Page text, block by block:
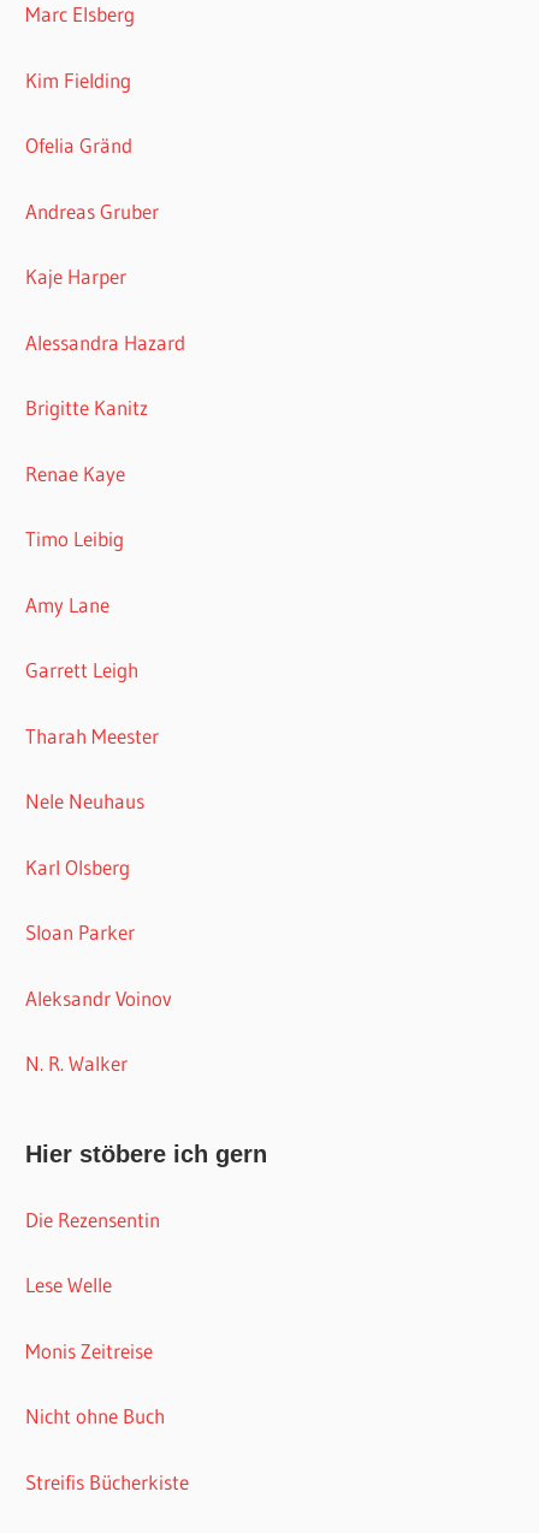
Marc Elsberg
Kim Fielding
Ofelia Gränd
Andreas Gruber
Kaje Harper
Alessandra Hazard
Brigitte Kanitz
Renae Kaye
Timo Leibig
Amy Lane
Garrett Leigh
Tharah Meester
Nele Neuhaus
Karl Olsberg
Sloan Parker
Aleksandr Voinov
N. R. Walker
Hier stöbere ich gern
Die Rezensentin
Lese Welle
Monis Zeitreise
Nicht ohne Buch
Streifis Bücherkiste